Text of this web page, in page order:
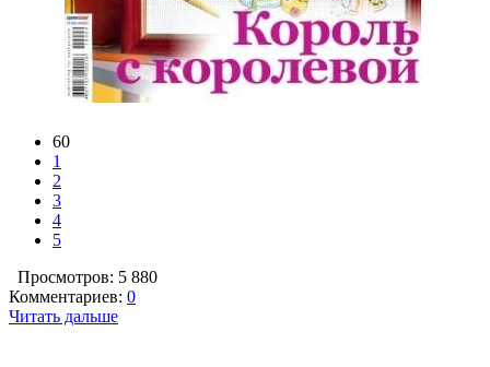
60
1
2
3
4
5
Просмотров: 5 880
Комментариев: 0
Читать дальше